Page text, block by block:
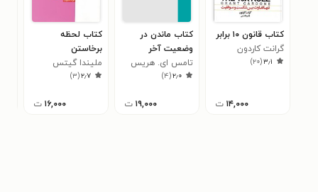
کتاب قانون ۱۰ برابر
گرانت کاردون
۳٫۱(۲۰)
۱۴,۰۰۰ ت
کتاب ماندن در
وضعیت آخر
تامس ای. هریس
۲٫۰(۴)
۱۹,۰۰۰ ت
کتاب لحظه
برخاستن
ملیندا گیتس
۲٫۷(۳)
۱۶,۰۰۰ ت